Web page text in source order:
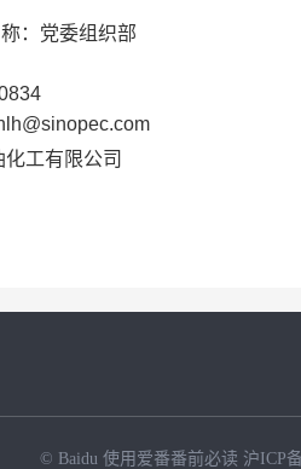
：党委组织部
工有限公司
© Baidu 使用爱番番前必读 沪ICP